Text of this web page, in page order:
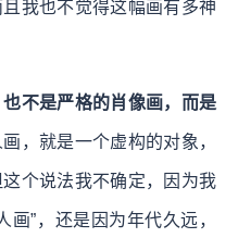
我也不觉得这幅画有多神
不是严格的肖像画，而是
，就是一个虚构的对象，
个说法我不确定，因为我
画”，还是因为年代久远，